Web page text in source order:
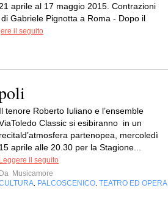
aprile al 17 maggio 2015. Contrazioni
Gabriele Pignotta a Roma - Dopo il
il seguito
Il tenore Roberto Iuliano e l’ensemble
Classic si esibiranno in un
recitald’atmosfera partenopea, mercoledì
15 aprile alle 20.30 per la Stagione...
Leggere il seguito
Da Musicamore
PALCOSCENICO TEATRO ED OPERA